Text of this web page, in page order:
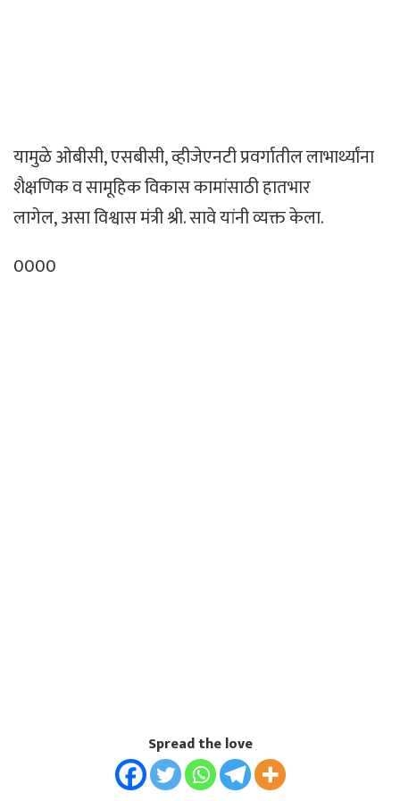
यामुळे ओबीसी, एसबीसी, व्हीजेएनटी प्रवर्गातील लाभार्थ्यांना
शैक्षणिक व सामूहिक विकास कामांसाठी हातभार
लागेल, असा विश्वास मंत्री श्री. सावे यांनी व्यक्त केला.
0000
Spread the love